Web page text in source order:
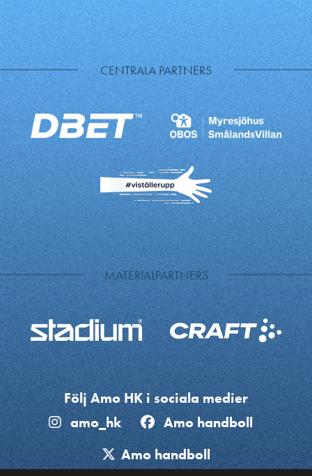
CENTRALA PARTNERS
MATERIALPARTNERS
Följ Amo HK i sociala medier
amo_hk
Amo handboll
Amo handboll